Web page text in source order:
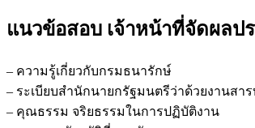
หน้าที่
ผล
ประโยชน์
สำนักงาน
แนวข้อสอบ เจ้าหน้าที่จัดผล
– ความรู้เกี่ยวกับกรมธนารักษ์
– ระเบียบสำนักนายกรัฐมนตรีว่าด้วยงานส
– คุณธรรม จริยธรรมในการปฏิบัติงาน